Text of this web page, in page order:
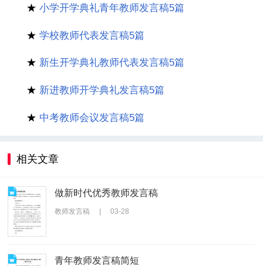
★小学开学典礼青年教师发言稿5篇
★学校教师代表发言稿5篇
★ 新生开学典礼教师代表发言稿5篇
★ 新进教师开学典礼发言稿5篇
★ 中考教师会议发言稿5篇
相关文章
做新时代优秀教师发言稿
教师发言稿 | 03-28
青年教师发言稿简短